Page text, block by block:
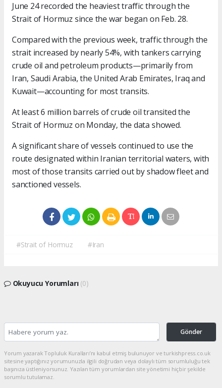
June 24 recorded the heaviest traffic through the
Strait of Hormuz since the war began on Feb. 28.
Compared with the previous week, traffic through the
strait increased by nearly 54%, with tankers carrying
crude oil and petroleum products—primarily from
Iran, Saudi Arabia, the United Arab Emirates, Iraq and
Kuwait—accounting for most transits.
At least 6 million barrels of crude oil transited the
Strait of Hormuz on Monday, the data showed.
A significant share of vessels continued to use the
route designated within Iranian territorial waters, with
most of those transits carried out by shadow fleet and
sanctioned vessels.
#Strait of Hormuz #Iran
Okuyucu Yorumları (0)
Gönder
Yorum yazarak Topluluk Kuralları’nı kabul etmiş bulunuyor ve turkishpress.co.uk
sitesine yaptığınız yorumunuzla ilgili doğrudan veya dolaylı tüm sorumluluğu tek
başınıza üstleniyorsunuz. Yazılan tüm yorumlardan site yönetimi hiçbir şekilde
sorumlu tutulamaz.